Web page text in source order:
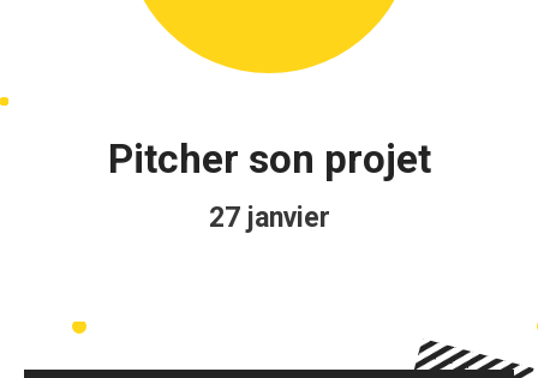
Pitcher son projet
27 janvier